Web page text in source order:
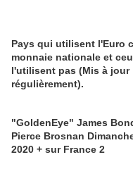
Pays qui utilisent l'Euro
monnaie nationale et
l'utilisent pas (Mis à jour
régulièrement).
"GoldenEye" James
Pierce Brosnan
2020 + sur France 2